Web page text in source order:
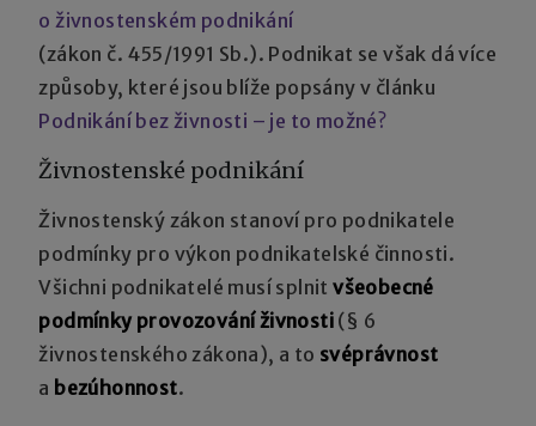
o živnostenském podnikání
(zákon č. 455/1991 Sb.). Podnikat se však dá více
způsoby, které jsou blíže popsány v článku
Podnikání bez živnosti – je to možné?
Živnostenské podnikání
Živnostenský zákon stanoví pro podnikatele
podmínky pro výkon podnikatelské činnosti.
Všichni podnikatelé musí splnitvšeobecné
podmínky provozování živnosti (§ 6
živnostenského zákona), a to svéprávnost
a bezúhonnost.